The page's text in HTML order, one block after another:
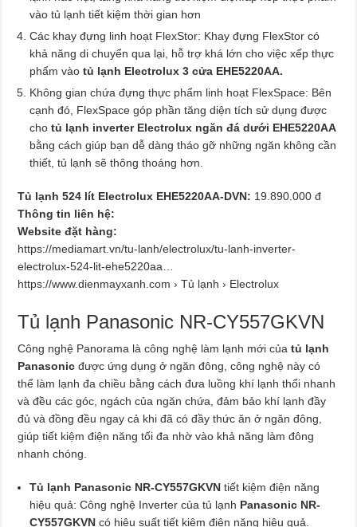
vào tủ lạnh tiết kiệm thời gian hơn
Các khay đựng linh hoạt FlexStor: Khay đựng FlexStor có
khả năng di chuyển qua lại, hỗ trợ khá lớn cho việc xếp thực
phẩm vàotủ lạnh Electrolux 3 cửa EHE5220AA.
Không gian chứa đựng thực phẩm linh hoạt FlexSpace: Bên
cạnh đó, FlexSpace góp phần tăng diện tích sử dụng được
chotủ lạnh inverter Electrolux ngăn đá dưới EHE5220AA
bằng cách giúp bạn dễ dàng tháo gỡ những ngăn không cần
thiết, tủ lạnh sẽ thông thoáng hơn.
Tủ lạnh 524 lít Electrolux EHE5220AA-DVN: 19.890.000 đ
Thông tin liên hệ:
Website đặt hàng:
https://mediamart.vn/tu-lanh/electrolux/tu-lanh-inverter-
electrolux-524-lit-ehe5220aa…
https://www.dienmayxanh.com › Tủ lạnh › Electrolux
Tủ lạnh Panasonic NR-CY557GKVN
Công nghệ Panorama là công nghệ làm lạnh mới củatủ lạnh
Panasonic được ứng dụng ở ngăn đông, công nghệ này có
thể làm lạnh đa chiều bằng cách đưa luồng khí lạnh thổi nhanh
và đều các góc, ngách của ngăn chứa, đảm bảo khí lạnh đầy
đủ và đồng đều ngay cả khi đã có đầy thức ăn ở ngăn đông,
giúp tiết kiệm điện năng tối đa nhờ vào khả năng làm đông
nhanh chóng.
Tủ lạnh Panasonic NR-CY557GKVN tiết kiệm điện năng
hiệu quả: Công nghệ Inverter của tủ lạnh Panasonic NR-
CY557GKVN có hiệu suất tiết kiệm điện năng hiệu quả.